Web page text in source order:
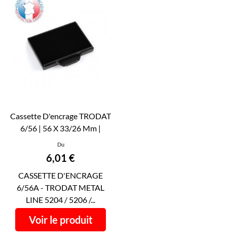
Cassette D'encrage TRODAT
6/56 | 56 X 33/26 Mm |
Encre TRODAT...
Du
Prix
6,01 €
CASSETTE D'ENCRAGE
6/56A - TRODAT METAL
LINE 5204 / 5206 /...
Voir le produit